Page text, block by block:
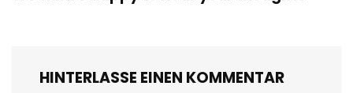
HINTERLASSE EINEN KOMMENTAR